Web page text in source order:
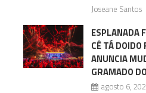
Joseane Santos
ESPLANADA
CÊ TÁ DOIDO
ANUNCIA
GRAMADO
agosto 6,